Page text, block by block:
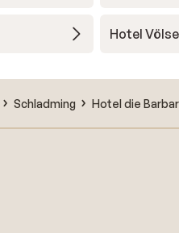
Hotel
Schladming Hotel die